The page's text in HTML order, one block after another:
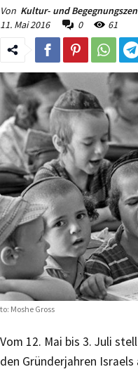
Von Kultur- und
11. Mai 2016
0 61
Moshe Gross
Vom 12. Mai bis 3. Juli
den Gründerjahren